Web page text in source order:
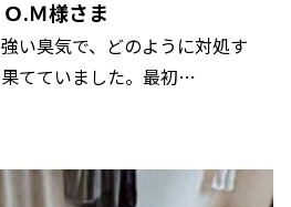
.Ｍ様さま
い臭気で、どのように対処す
てていました。最初…